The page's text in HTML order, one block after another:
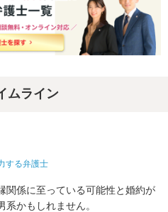
ムライン
する弁護士
関係に至っている可能性と婚約が
かもしれません。